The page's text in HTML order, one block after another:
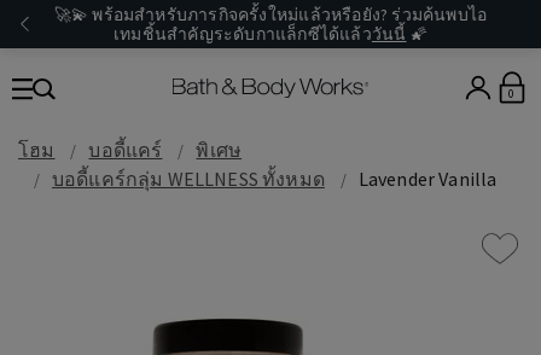
🚀💫 พร้อมสำหรับภารกิจครั้งใหม่แล้วหรือยัง? ร่วมค้นพบไอ
เทมชิ้นสำคัญระดับกาแล็กซีได้แล้ววันนี้ 🌠
0
โฮม บอดี้แคร์
พิเศษ
บอดี้แคร์กลุ่ม WELLNESS ทั้งหมด
Lavender Vanilla